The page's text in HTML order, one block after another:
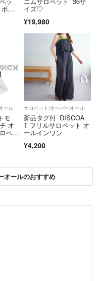
ト イズ♡
¥19,980
ール
モ
オ
ペッ
サロペット/オーバーオール
新品タグ付 DISCOA
T フリルサロペット オ
ールインワン
¥4,200
オールのおすすめ